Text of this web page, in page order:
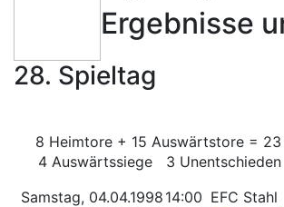
Ergebnisse
28. Spieltag
8 Heimtore + 15 Auswärtstore =
4 Auswärtssiege 3
Samstag, 04.04.1998 14:00 EFC Stahl